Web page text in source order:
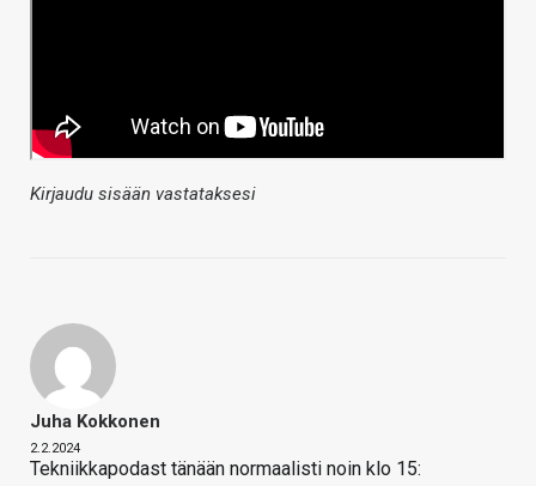
Kirjaudu sisään vastataksesi
Juha Kokkonen
2.2.2024
Tekniikkapodast tänään normaalisti noin klo 15: